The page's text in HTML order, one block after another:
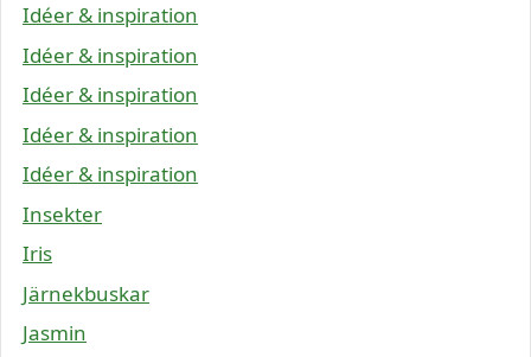
Idéer & inspiration
Idéer & inspiration
Idéer & inspiration
Idéer & inspiration
Idéer & inspiration
Insekter
Iris
Järnekbuskar
Jasmin